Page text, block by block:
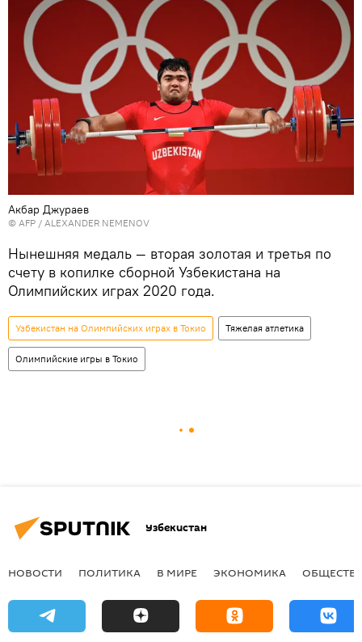
Акбар Джураев
© AFP / ALEXANDER NEMENOV
Нынешняя медаль — вторая золотая и третья по
счету в копилке сборной Узбекистана на
Олимпийских играх 2020 года.
Узбекистан на Олимпийских играх в Токио Тяжелая атлетика
Олимпийские игры в Токио
Узбекистан
НОВОСТИ ПОЛИТИКА В МИРЕ ЭКОНОМИКА